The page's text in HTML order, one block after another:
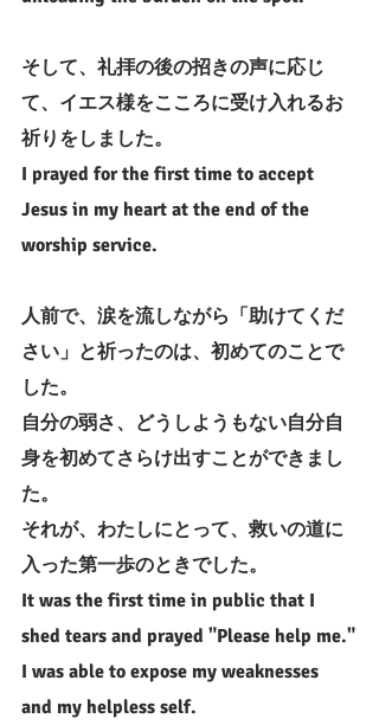
そして、礼拝の後の招きの声に応じ
て、イエス様をこころに受け入れるお
祈りをしました。
I prayed for the first time to accept
Jesus in my heart at the end of the
worship service.
人前で、涙を流しながら「助けてくだ
さい」と祈ったのは、初めてのことで
した。
自分の弱さ、どうしようもない自分自
身を初めてさらけ出すことができまし
た。
それが、わたしにとって、救いの道に
入った第一歩のときでした。
It was the first time in public that I
shed tears and prayed "Please help me."
I was able to expose my weaknesses
and my helpless self.